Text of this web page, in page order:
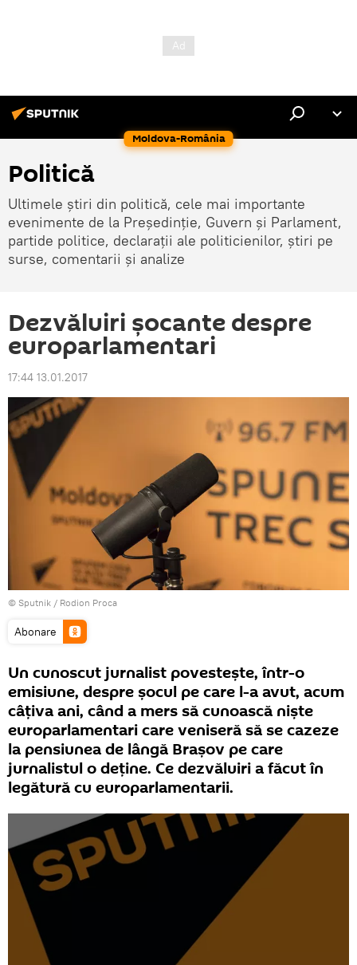
Moldova-România
Politică
Ultimele știri din politică, cele mai importante
evenimente de la Președinție, Guvern și Parlament,
partide politice, declarații ale politicienilor, știri pe
surse, comentarii și analize
Dezvăluiri şocante despre
europarlamentari
17:44 13.01.2017
© Sputnik / Rodion Proca
Abonare
Un cunoscut jurnalist povesteşte, într-o
emisiune, despre şocul pe care l-a avut, acum
câţiva ani, când a mers să cunoască nişte
europarlamentari care veniseră să se cazeze
la pensiunea de lângă Braşov pe care
jurnalistul o deţine. Ce dezvăluiri a făcut în
legătură cu europarlamentarii.